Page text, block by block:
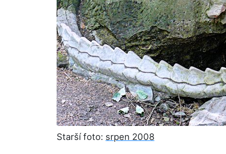
Starší foto: srpen 2008